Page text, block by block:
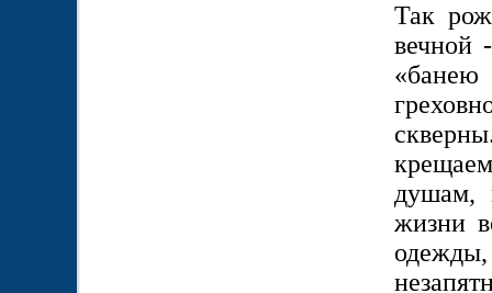
Так
вечной
душам,
жизни